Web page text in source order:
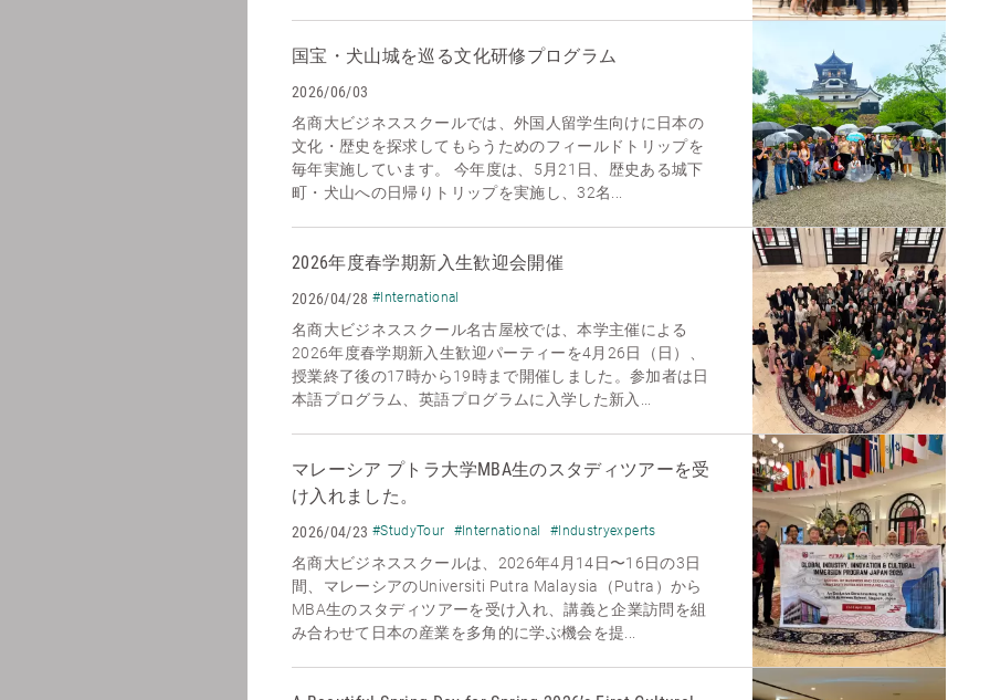
国宝・犬山城を巡る文化研修プログラム
2026/06/03
名商大ビジネススクールでは、外国人留学生向けに日本の
文化・歴史を探求してもらうためのフィールドトリップを
毎年実施しています。 今年度は、5月21日、歴史ある城下
町・犬山への日帰りトリップを実施し、32名...
2026年度春学期新入生歓迎会開催
2026/04/28 #International
名商大ビジネススクール名古屋校では、本学主催による
2026年度春学期新入生歓迎パーティーを4月26日（日）、
授業終了後の17時から19時まで開催しました。参加者は日
本語プログラム、英語プログラムに入学した新入...
マレーシア プトラ大学MBA生のスタディツアーを受
け入れました。
2026/04/23 #StudyTour #International #Industryexperts
名商大ビジネススクールは、2026年4月14日〜16日の3日
間、マレーシアのUniversiti Putra Malaysia（Putra）から
MBA生のスタディツアーを受け入れ、講義と企業訪問を組
み合わせて日本の産業を多角的に学ぶ機会を提...